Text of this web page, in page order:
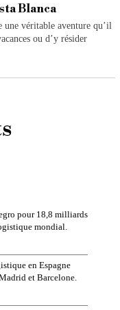
Blanca
une véritable aventure qu’il
ou d’y résider
pour 18,8 milliards
mondial.
en Espagne
et Barcelone.